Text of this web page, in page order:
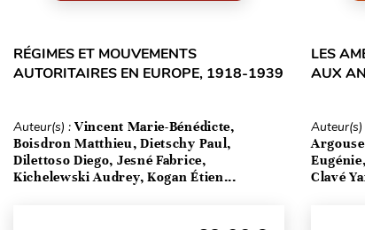
RÉGIMES ET MOUVEMENTS
AUTORITAIRES EN EUROPE, 1918-1939
Auteur(s) : Vincent Marie-Bénédicte,
Boisdron Matthieu, Dietschy Paul,
Dilettoso Diego, Jesné Fabrice,
Kichelewski Audrey, Kogan Étien...
LES
AUX
Auteur(s)
Clavé